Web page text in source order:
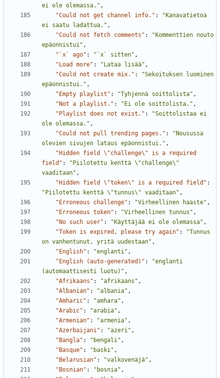
ei ole olemassa." ,
"Could not get channel info." :
"Kanavatietoa
ei saatu ladattua." ,
"Could not fetch comments" :
"Kommenttien nouto
epäonnistui" ,
"`x` ago" : "`x` sitten" ,
"Load more" : "Lataa lisää" ,
"Could not create mix." :
"Sekoituksen luominen
epäonnistui." ,
"Empty playlist" : "Tyhjennä soittolista" ,
"Not a playlist." : "Ei ole soittolista." ,
"Playlist does not exist." :
"Soittolistaa ei
ole olemassa." ,
"Could not pull trending pages." :
"Nousussa
olevien sivujen lataus epäonnistui." ,
"Hidden field \"challenge\" is a required
field" :
"Piilotettu kenttä \"challenge\"
vaaditaan" ,
"Hidden field \"token\" is a required field" :
"Piilotettu kenttä \"tunnus\" vaaditaan" ,
"Erroneous challenge" : "Virheellinen haaste" ,
"Erroneous token" : "Virheellinen tunnus" ,
"No such user" : "Käyttäjää ei ole olemassa" ,
"Token is expired, please try again" :
"Tunnus
on vanhentunut, yritä uudestaan" ,
"English" : "englanti" ,
"English (auto-generated)" :
"englanti
(automaattisesti luotu)" ,
"Afrikaans" : "afrikaans" ,
"Albanian" : "albania" ,
"Amharic" : "amhara" ,
"Arabic" : "arabia" ,
"Armenian" : "armenia" ,
"Azerbaijani" : "azeri" ,
"Bangla" : "bengali" ,
"Basque" : "baski" ,
"Belarusian" : "valkovenäjä" ,
"Bosnian" : "bosnia" ,